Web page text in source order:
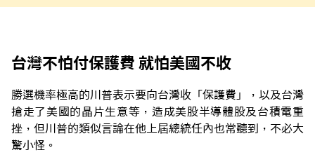
台灣不怕付保護費 就怕美國不收
勝選機率極高的川普表示要向台灣收「保護費」，以及台灣
搶走了美國的晶片生意等，造成美股半導體股及台積電重
挫，但川普的類似言論在他上屆總統任內也常聽到，不必大
驚小怪。